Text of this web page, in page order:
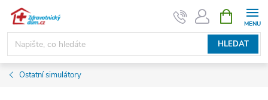
Přejít
obsah
HLEDAT
NÁKUPNÍ
KOŠÍK
Ostatní simulátory